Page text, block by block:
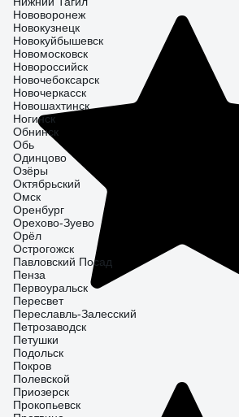
Нововоронеж
Новокузнецк
Новокуйбышевск
Новомосковск
Новороссийск
Новочебоксарск
Новочеркасск
Новошахтинск
Ногинск
Обнинск
Обь
Одинцово
Озёры
Октябрьский
Омск
Оренбург
Орехово-Зуево
Орёл
Острогожск
Павловский Посад
Пенза
Первоуральск
Пересвет
Переславль-Залесский
Петрозаводск
Петушки
Подольск
Покров
Полевской
Приозерск
Прокопьевск